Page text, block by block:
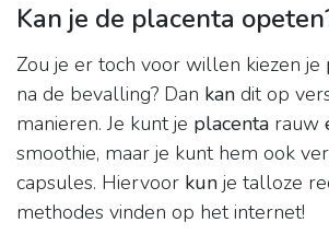
Kan je de placenta
Zou je er toch voor willen kiezen je
na de bevalling? Dan kan dit op
manieren. Je kunt je placenta rauw
smoothie, maar je kunt hem ook
capsules. Hiervoor kun je talloze
methodes vinden op het internet!